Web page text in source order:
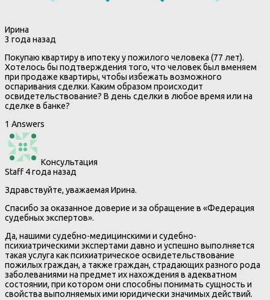
Ирина
3 года назад
Покупаю квартиру в ипотеку у пожилого человека (77 лет).
Хотелось бы подтверждения того, что человек был вменяем
при продаже квартиры, чтобы избежать возможного
оспаривания сделки. Каким образом происходит
освидетельствование? В день сделки в любое время или на
сделке в банке?
1 Answers
Консультация
Staff 4 года назад
Здравствуйте, уважаемая Ирина.
Спасибо за оказанное доверие и за обращение в «Федерация
судебных экспертов».
Да, нашими судебно-медицинскими и судебно-
психиатрическими экспертами давно и успешно выполняется
такая услуга как психиатрическое освидетельствование
пожилых граждан, а также граждан, страдающих разного рода
заболеваниями на предмет их нахождения в адекватном
состоянии, при котором они способны понимать сущность и
свойства выполняемых ими юридически значимых действий.